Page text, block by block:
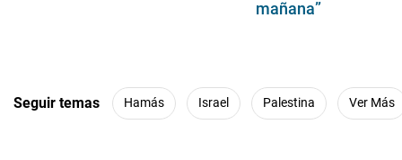
mañana”
Seguir temas Hamás Israel Palestina Ver Más